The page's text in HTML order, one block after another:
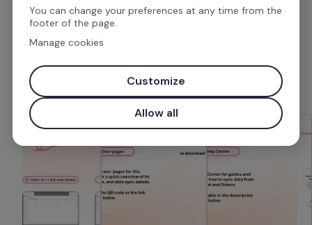
Accesso e spazio
Ulteriori informazioni
You can change your preferences at any time from the
footer of the page.
Manage cookies
Customize
Allow all